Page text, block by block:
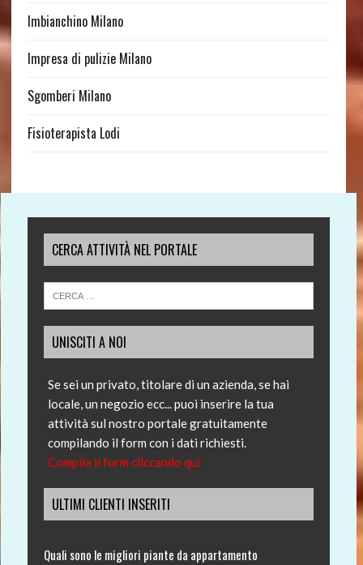
Imbianchino Milano
Impresa di pulizie Milano
Sgomberi Milano
Fisioterapista Lodi
CERCA ATTIVITÀ NEL PORTALE
UNISCITI A NOI
Se sei un privato, titolare di un azienda, se hai
locale, un negozio ecc... puoi inserire la tua
attività sul nostro portale gratuitamente
compilando il form con i dati richiesti.
Compila il form cliccando qui
ULTIMI CLIENTI INSERITI
Quali sono le migliori piante da appartamento